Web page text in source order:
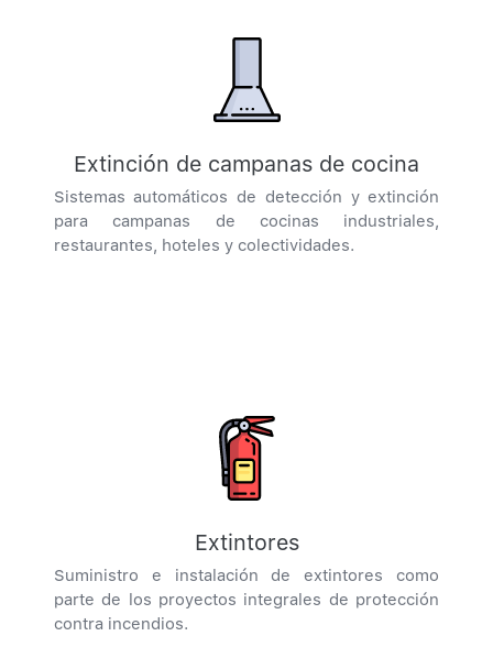
Extinción de campanas de cocina
Sistemas automáticos de detección y extinción
para campanas de cocinas industriales,
restaurantes, hoteles y colectividades.
Extintores
Suministro e instalación de extintores como
parte de los proyectos integrales de protección
contra incendios.